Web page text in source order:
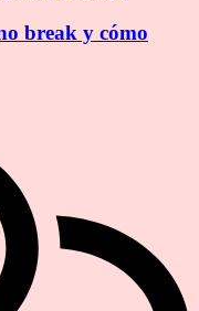
break y cómo